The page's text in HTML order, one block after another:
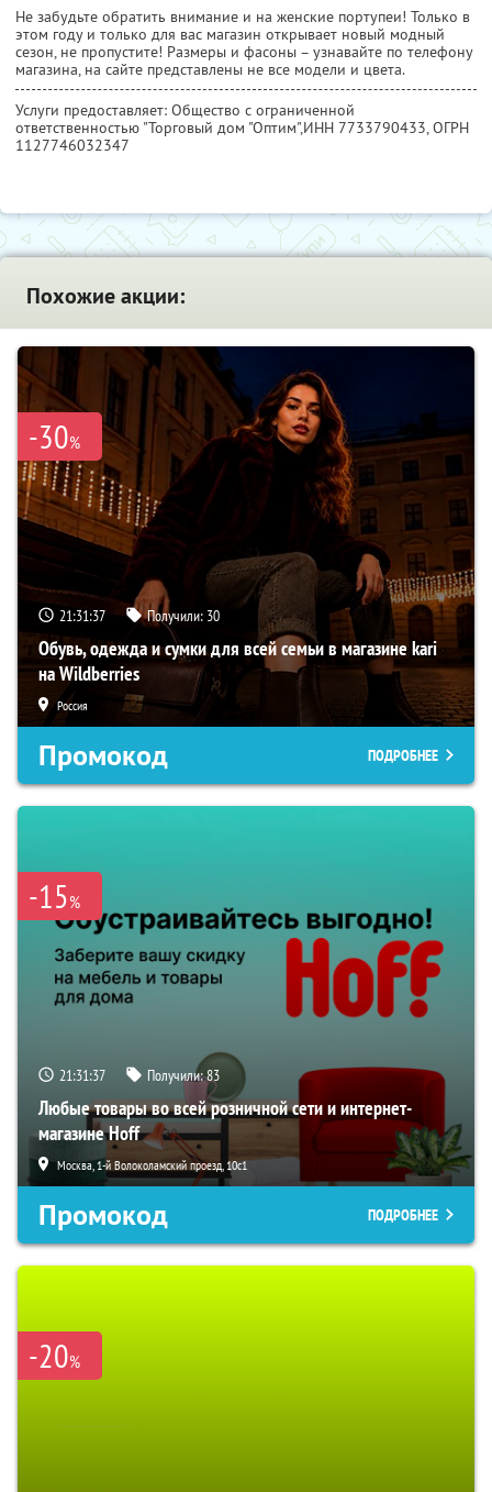
Не забудьте обратить внимание и на женские портупеи! Только в
этом году и только для вас магазин открывает новый модный
сезон, не пропустите! Размеры и фасоны – узнавайте по телефону
магазина, на сайте представлены не все модели и цвета.
Услуги предоставляет: Общество с ограниченной
ответственностью "Торговый дом "Оптим",ИНН 7733790433, ОГРН
1127746032347
Похожие акции:
-30%
21:31:36 Получили: 30
Обувь, одежда и сумки для всей семьи в магазине kari
на Wildberries
Россия
Промокод ПОДРОБНЕЕ
-15%
21:31:36 Получили:83
Любые товары во всей розничной сети и интернет-
магазине Hoff
Москва, 1-й Волоколамский проезд, 10с1
Промокод ПОДРОБНЕЕ
-20%